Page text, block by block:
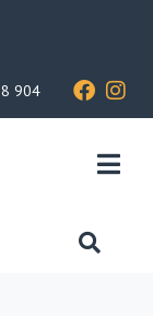
904